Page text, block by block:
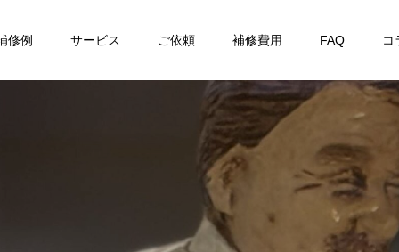
修例 サービス ご依頼 補修費用 FAQ コ